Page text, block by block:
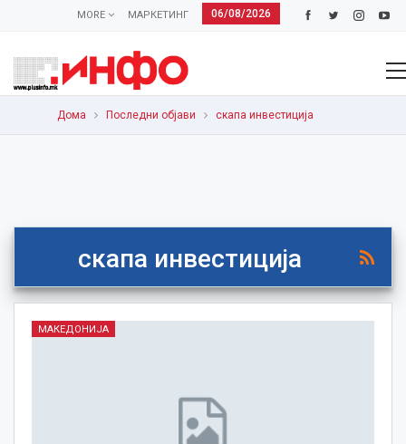
06/08/2026
МАРКЕТИНГ
MORE
Дома Последни објави скапа инвестиција
скапа инвестиција
МАКЕДОНИЈА